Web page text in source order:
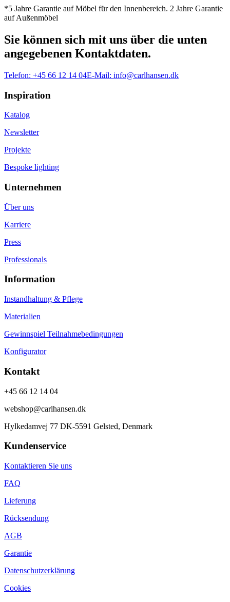
*5 Jahre Garantie auf Möbel für den Innenbereich. 2 Jahre Garantie
auf Außenmöbel
Sie können sich mit uns über die unten
angegebenen Kontaktdaten.
Telefon: +45 66 12 14 04E-Mail: info@carlhansen.dk
Inspiration
Katalog
Newsletter
Projekte
Bespoke lighting
Unternehmen
Über uns
Karriere
Press
Professionals
Information
Instandhaltung & Pflege
Materialien
Gewinnspiel Teilnahmebedingungen
Konfigurator
Kontakt
+45 66 12 14 04
webshop@carlhansen.dk
Hylkedamvej 77 DK-5591 Gelsted, Denmark
Kundenservice
Kontaktieren Sie uns
FAQ
Lieferung
Rücksendung
AGB
Garantie
Datenschutzerklärung
Cookies